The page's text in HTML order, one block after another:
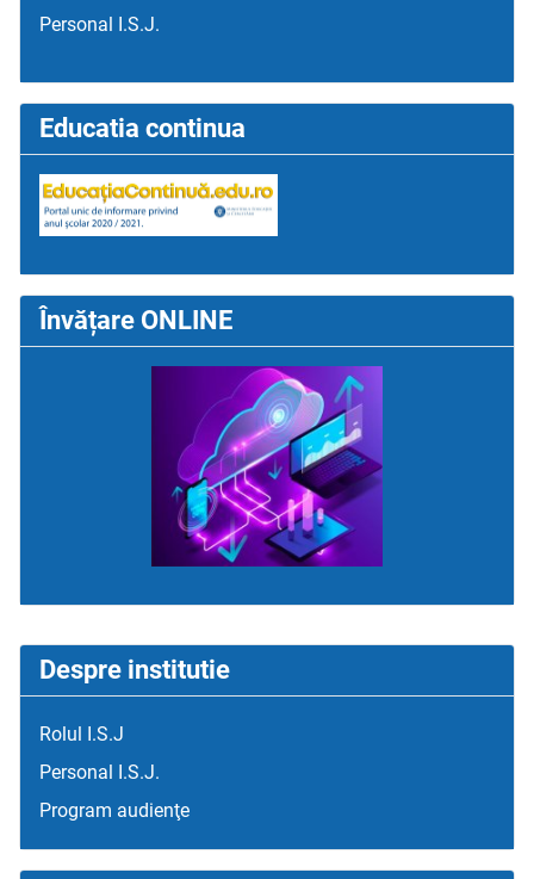
Despre institutie
Rolul I.S.J
Personal I.S.J.
Program audienţe
Personal I.S.J.
Educatia continua
Învățare ONLINE